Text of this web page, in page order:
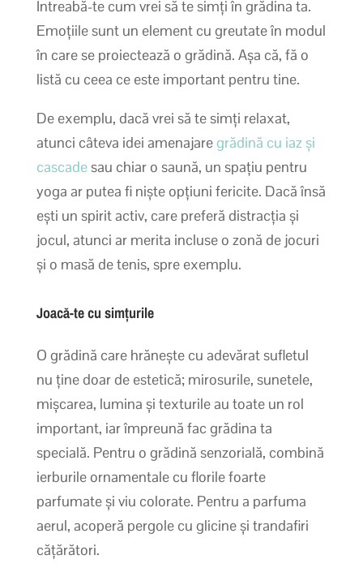
Întreabă-te cum vrei să te simți în grădina ta.
Emoțiile sunt un element cu greutate în modul
în care se proiectează o grădină. Așa că, fă o
listă cu ceea ce este important pentru tine.
De exemplu, dacă vrei să te simți relaxat,
atunci câteva idei amenajaregrădină cu iaz și
cascadesau chiar o saună, un spațiu pentru
yoga ar putea fi niște opțiuni fericite. Dacă însă
ești un spirit activ, care preferă distracția și
jocul, atunci ar merita incluse o zonă de jocuri
și o masă de tenis, spre exemplu.
Joacă-te cu simțurile
O grădină care hrănește cu adevărat sufletul
nu ține doar de estetică; mirosurile, sunetele,
mișcarea, lumina și texturile au toate un rol
important, iar împreună fac grădina ta
specială. Pentru o grădină senzorială, combină
ierburile ornamentale cu florile foarte
parfumate și viu colorate. Pentru a parfuma
aerul, acoperă pergole cu glicine și trandafiri
cățărători.